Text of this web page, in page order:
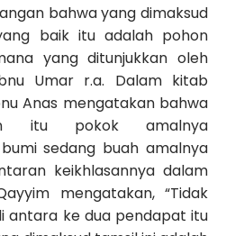
bahwa yang dimaksud
baik itu adalah pohon
yang ditunjukkan oleh
Umar r.a. Dalam kitab
Anas mengatakan bahwa
itu pokok amalnya
sedang buah amalnya
keikhlasannya dalam
mengatakan, “Tidak
antara ke dua pendapat itu